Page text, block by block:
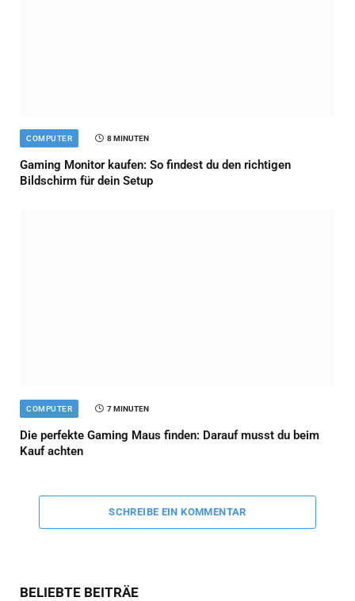
COMPUTER 8 MINUTEN
Gaming Monitor kaufen: So findest du den richtigen
Bildschirm für dein Setup
COMPUTER 7 MINUTEN
Die perfekte Gaming Maus finden: Darauf musst du beim
Kauf achten
SCHREIBE EIN KOMMENTAR
BELIEBTE BEITRÄE